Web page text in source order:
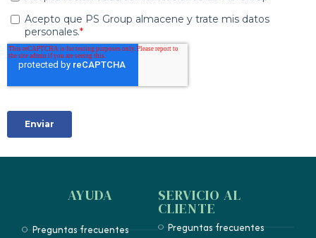
AYUDA
Preguntas frecuentes
SERVICIO AL
CLIENTE
Preguntas frecuentes